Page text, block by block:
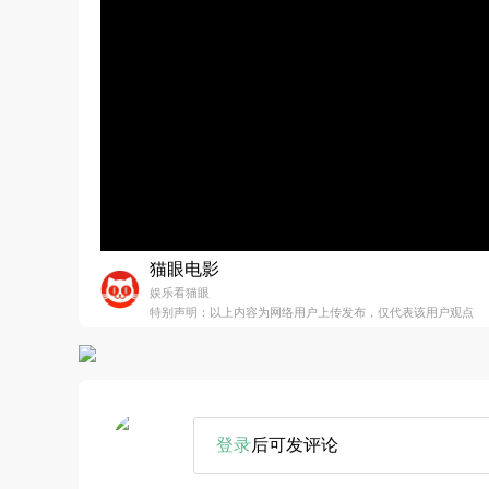
猫眼电影
娱乐看猫眼
特别声明：以上内容为网络用户上传发布，仅代表该用户观点
登录后可发评论